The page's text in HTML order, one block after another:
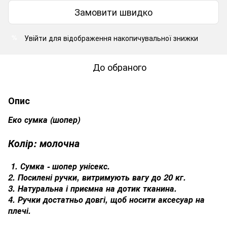
Замовити швидко
Увійти для відображення накопичувальної знижки
До обраного
Опис
Еко сумка (шопер)
Колір: молочна
1. Сумка - шопер унісекс.
2. Посилені ручки, витримують вагу до 20 кг.
3. Натуральна і приємна на дотик тканина.
4. Ручки достатньо довгі, щоб носити аксесуар на
плечі.